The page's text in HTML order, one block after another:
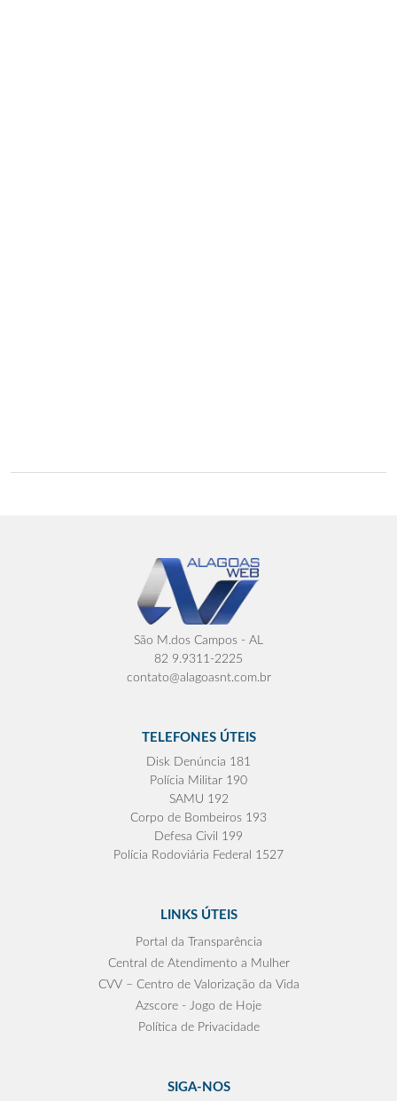
São M.dos Campos - AL
82 9.9311-2225
contato@alagoasnt.com.br
TELEFONES ÚTEIS
Disk Denúncia 181
Polícia Militar 190
SAMU 192
Corpo de Bombeiros 193
Defesa Civil 199
Polícia Rodoviária Federal 1527
LINKS ÚTEIS
Portal da Transparência
Central de Atendimento a Mulher
CVV – Centro de Valorização da Vida
Azscore - Jogo de Hoje
Política de Privacidade
SIGA-NOS